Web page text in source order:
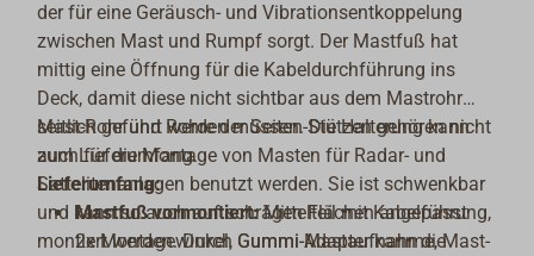
der für eine Geräusch- und Vibrationsentkoppelung
zwischen Mast und Rumpf sorgt. Der Mastfuß hat
mittig eine Öffnung für die Kabeldurchführung ins
Deck, damit diese nicht sichtbar aus dem Mastrohr
seitlich geführt werden müssen. Die Halterung kann
auch für die Montage von Masten für Radar- und
Sattelitenanlagen benutzt werden. Sie ist schwenkbar
und kann so auch auf schrägen Flächen angepasst
montiert werden. Durch Gummi-Adapter kann die
Mast-Rohr und Rohre der Seiten-Stützen gehören nicht
zum Lieferumfang.
Lieferumfang:
Mastfuß vormontiert:Mittelteil mit Kabelführung,
2x Montagewinkel, Gummi-Mastaufnahme, Mast-